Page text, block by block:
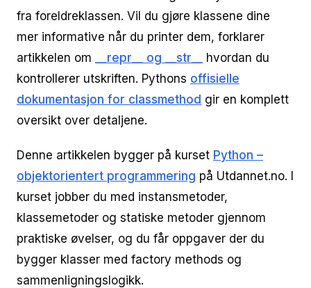
fra foreldreklassen. Vil du gjøre klassene dine
mer informative når du printer dem, forklarer
artikkelen om
__repr__ og __str__
hvordan du
kontrollerer utskriften. Pythons offisielle
dokumentasjon for classmethod gir en komplett
oversikt over detaljene.
Denne artikkelen bygger på kurset Python –
objektorientert programmering på Utdannet.no. I
kurset jobber du med instansmetoder,
klassemetoder og statiske metoder gjennom
praktiske øvelser, og du får oppgaver der du
bygger klasser med factory methods og
sammenligningslogikk.